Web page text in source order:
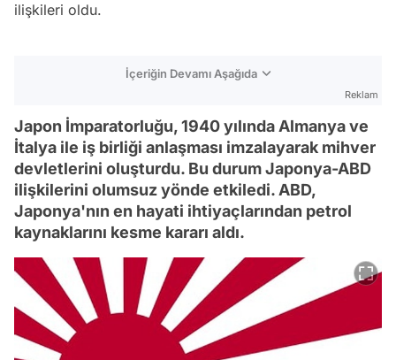
ilişkileri oldu.
İçeriğin Devamı Aşağıda
Reklam
Japon İmparatorluğu, 1940 yılında Almanya ve
İtalya ile iş birliği anlaşması imzalayarak mihver
devletlerini oluşturdu. Bu durum Japonya-ABD
ilişkilerini olumsuz yönde etkiledi. ABD,
Japonya'nın en hayati ihtiyaçlarından petrol
kaynaklarını kesme kararı aldı.